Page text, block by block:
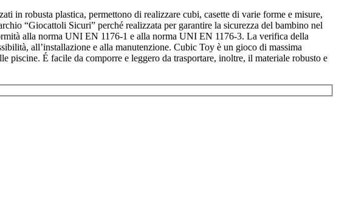
in robusta plastica, permettono di realizzare cubi, casette di varie forme e misure,
“Giocattoli Sicuri” perché realizzata per garantire la sicurezza del bambino nel
alla norma UNI EN 1176-1 e alla norma UNI EN 1176-3. La verifica della
all’installazione e alla manutenzione. Cubic Toy è un gioco di massima
piscine. É facile da comporre e leggero da trasportare, inoltre, il materiale robusto e